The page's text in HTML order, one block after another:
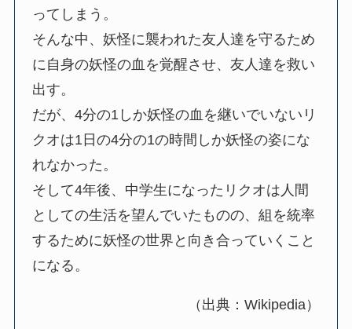
ってしまう。
そんな中、妖怪に襲われた友人達を守るため
に自身の妖怪の血を覚醒させ、友人達を救い
出す。
だが、4分の1しか妖怪の血を継いでいないリ
クオは1日の4分の1の時間しか妖怪の姿にな
れなかった。
そして4年後、中学生になったリクオは人間
としての生活を望んでいたものの、組を統率
するために妖怪の世界と向き合っていくこと
になる。
（出典：Wikipedia）